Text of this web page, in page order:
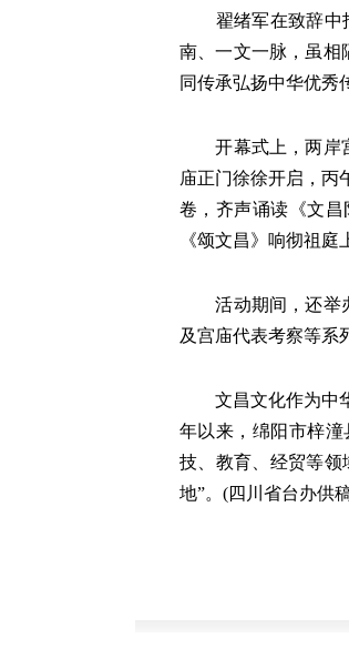
翟绪军在致辞中指
南、一文一脉，虽相
同传承弘扬中华优秀
开幕式上，两岸宫
庙正门徐徐开启，丙
卷，齐声诵读《文
《颂文昌》响彻祖
活动期间，还举办
及宫庙代表考察等系
文昌文化作为中华
年以来，绵阳市梓
技、教育、经贸等领
地”。(四川省台办供稿